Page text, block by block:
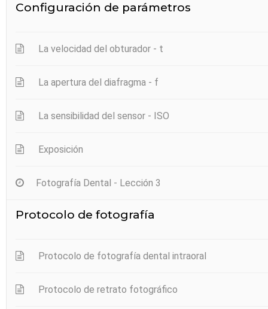
Configuración de parámetros
La velocidad del obturador - t
La apertura del diafragma - f
La sensibilidad del sensor - ISO
Exposición
Fotografía Dental - Lección 3
Protocolo de fotografía
Protocolo de fotografía dental intraoral
Protocolo de retrato fotográfico